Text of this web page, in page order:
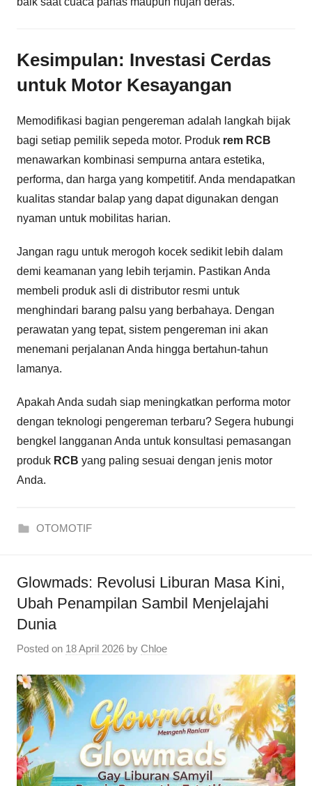
Kesimpulan: Investasi Cerdas
untuk Motor Kesayangan
Memodifikasi bagian pengereman adalah langkah bijak
bagi setiap pemilik sepeda motor. Produk rem RCB
menawarkan kombinasi sempurna antara estetika,
performa, dan harga yang kompetitif. Anda mendapatkan
kualitas standar balap yang dapat digunakan dengan
nyaman untuk mobilitas harian.
Jangan ragu untuk merogoh kocek sedikit lebih dalam
demi keamanan yang lebih terjamin. Pastikan Anda
membeli produk asli di distributor resmi untuk
menghindari barang palsu yang berbahaya. Dengan
perawatan yang tepat, sistem pengereman ini akan
menemani perjalanan Anda hingga bertahun-tahun
lamanya.
Apakah Anda sudah siap meningkatkan performa motor
dengan teknologi pengereman terbaru? Segera hubungi
bengkel langganan Anda untuk konsultasi pemasangan
produk RCB yang paling sesuai dengan jenis motor
Anda.
OTOMOTIF
Glowmads: Revolusi Liburan Masa Kini,
Ubah Penampilan Sambil Menjelajahi
Dunia
Posted on 18 April 2026 by Chloe